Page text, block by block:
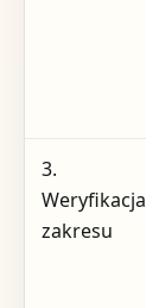
3.
Weryfikacja
zakresu